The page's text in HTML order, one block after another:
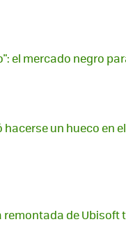
el mercado negro
hacerse un hueco en
remontada de